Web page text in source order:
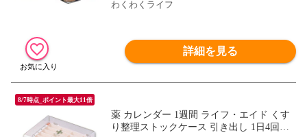
わくわくライフ
詳細を見る
8/7時点_ポイント最大11倍
薬 カレンダー 1週間 ライフ・エイド くす
り整理ストックケース 引き出し 1日4回分